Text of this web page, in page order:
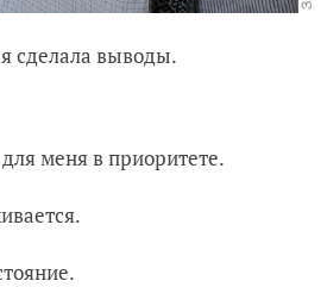
сделала выводы.
меня в приоритете.